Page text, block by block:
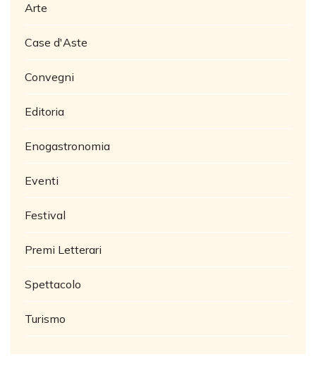
Arte
Case d'Aste
Convegni
Editoria
Enogastronomia
Eventi
Festival
Premi Letterari
Spettacolo
Turismo